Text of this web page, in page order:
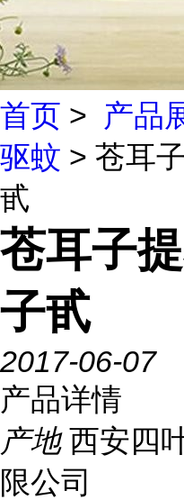
首页 > 产品
驱蚊 > 苍耳
甙
苍耳子
子甙
2017-06-07
产品详情
产地 西安四
限公司